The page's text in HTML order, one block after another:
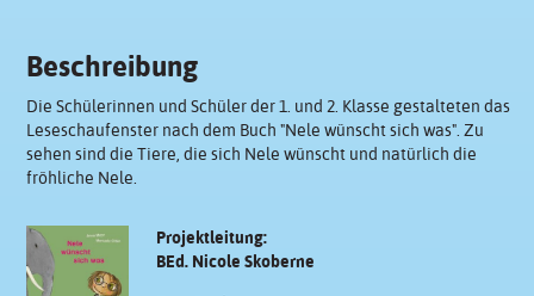
Beschreibung
Die Schülerinnen und Schüler der 1. und 2. Klasse gestalteten das
Leseschaufenster nach dem Buch "Nele wünscht sich was". Zu
sehen sind die Tiere, die sich Nele wünscht und natürlich die
fröhliche Nele.
Projektleitung:
BEd. Nicole Skoberne